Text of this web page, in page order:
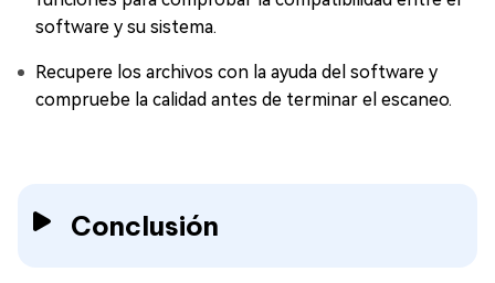
software y su sistema.
Recupere los archivos con la ayuda del software y
compruebe la calidad antes de terminar el escaneo.
Conclusión